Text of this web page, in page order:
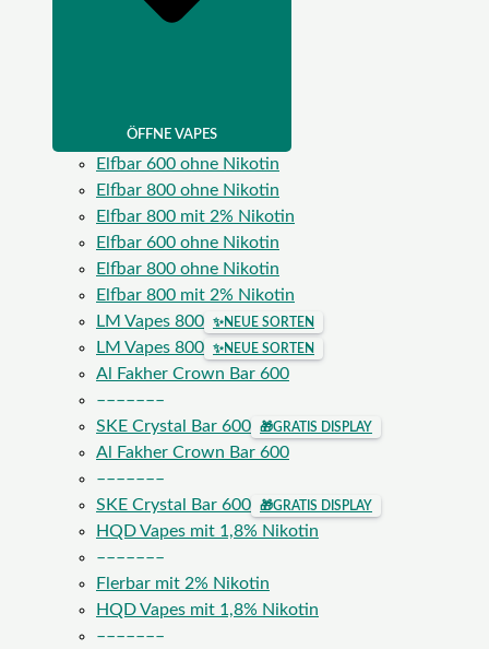
ÖFFNE VAPES
Elfbar 600 ohne Nikotin
Elfbar 800 ohne Nikotin
Elfbar 800 mit 2% Nikotin
Elfbar 600 ohne Nikotin
Elfbar 800 ohne Nikotin
Elfbar 800 mit 2% Nikotin
LM Vapes 800
✨NEUE SORTEN
LM Vapes 800 ✨NEUE SORTEN
Al Fakher Crown Bar 600
–––––––
SKE Crystal Bar 600
🎁GRATIS DISPLAY
Al Fakher Crown Bar 600
–––––––
SKE Crystal Bar 600
🎁GRATIS DISPLAY
HQD Vapes mit 1,8% Nikotin
–––––––
Flerbar mit 2% Nikotin
HQD Vapes mit 1,8% Nikotin
–––––––